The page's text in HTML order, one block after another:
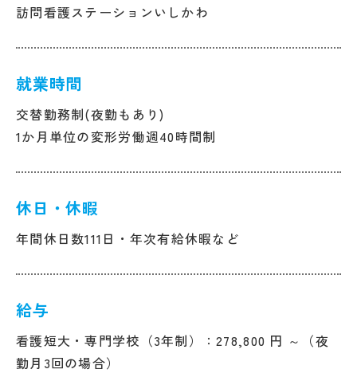
訪問看護ステーションいしかわ
就業時間
交替勤務制(夜勤もあり)
1か月単位の変形労働週40時間制
休日・休暇
年間休日数111日・年次有給休暇など
給与
看護短大・専門学校（3年制）：278,800 円 ～（夜
勤月3回の場合）